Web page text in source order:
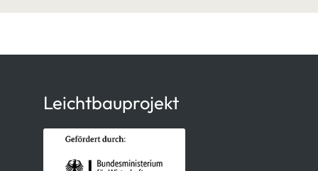
Leichtbauprojekt